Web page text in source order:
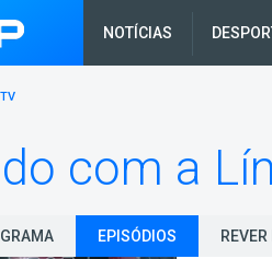
NOTÍCIAS
com a
EPISÓDIOS